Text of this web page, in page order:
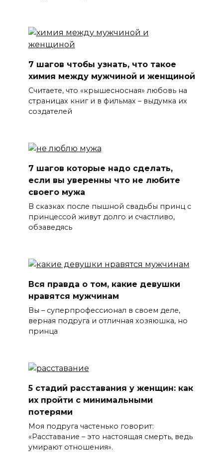
7 шагов чтобы узнать, что такое
химия между мужчиной и женщиной
Считаете, что «крышесносная» любовь на
страницах книг и в фильмах – выдумка их
создателей
7 шагов которые надо сделать,
если вы уверенны что не любите
своего мужа
В сказках после пышной свадьбы принц с
принцессой живут долго и счастливо,
обзаведясь
Вся правда о том, какие девушки
нравятся мужчинам
Вы – суперпрофессионал в своем деле,
верная подруга и отличная хозяюшка, но
принца
5 стадий расставания у женщин: как
их пройти с минимальными
потерями
Моя подруга частенько говорит:
«Расставание – это настоящая смерть, ведь
умирают отношения».